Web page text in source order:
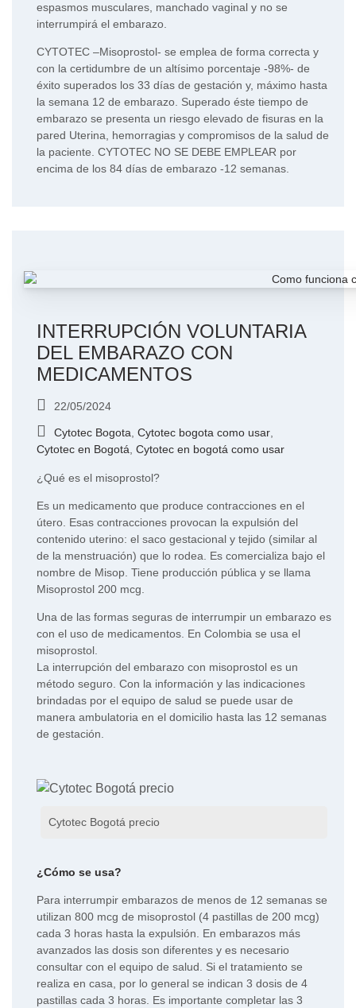
espasmos musculares, manchado vaginal y no se
interrumpirá el embarazo.
CYTOTEC –Misoprostol- se emplea de forma correcta y
con la certidumbre de un altísimo porcentaje -98%- de
éxito superados los 33 días de gestación y, máximo hasta
la semana 12 de embarazo. Superado éste tiempo de
embarazo se presenta un riesgo elevado de fisuras en la
pared Uterina, hemorragias y compromisos de la salud de
la paciente. CYTOTEC NO SE DEBE EMPLEAR por
encima de los 84 días de embarazo -12 semanas.
INTERRUPCIÓN VOLUNTARIA
DEL EMBARAZO CON
MEDICAMENTOS
22/05/2024
Cytotec Bogota, Cytotec bogota como usar,
Cytotec en Bogotá, Cytotec en bogotá como usar
¿Qué es el misoprostol?
Es un medicamento que produce contracciones en el
útero. Esas contracciones provocan la expulsión del
contenido uterino: el saco gestacional y tejido (similar al
de la menstruación) que lo rodea. Es comercializa bajo el
nombre de Misop. Tiene producción pública y se llama
Misoprostol 200 mcg.
Una de las formas seguras de interrumpir un embarazo es
con el uso de medicamentos. En Colombia se usa el
misoprostol.
La interrupción del embarazo con misoprostol es un
método seguro. Con la información y las indicaciones
brindadas por el equipo de salud se puede usar de
manera ambulatoria en el domicilio hasta las 12 semanas
de gestación.
Cytotec Bogotá precio
¿Cómo se usa?
Para interrumpir embarazos de menos de 12 semanas se
utilizan 800 mcg de misoprostol (4 pastillas de 200 mcg)
cada 3 horas hasta la expulsión. En embarazos más
avanzados las dosis son diferentes y es necesario
consultar con el equipo de salud. Si el tratamiento se
realiza en casa, por lo general se indican 3 dosis de 4
pastillas cada 3 horas. Es importante completar las 3